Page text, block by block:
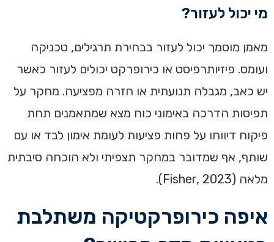
מי יכול לעזור?
מאמן מוסמך יכול לעזור בבחירת תרגילים, טכניקה
ועומס. פיזיותרפיסט או כירופרקט יכולים לעזור כאשר
יש כאב, מגבלה תנועתית או חזרה מפציעה. מחקר על
תפיסות הדרכה באימוני כוח מצא שמתאמנים תחת
פיקוח דיווחו על פחות פציעות לעומת אימון לבד או עם
שותף, אף שמדובר במחקר תצפיתי ולא הוכחה סיבתית
מלאה (Fisher, 2023).
איפה כירופרקטיקה משתלבת